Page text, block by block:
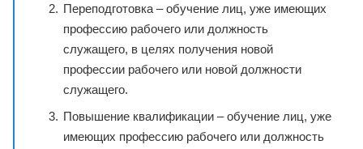
Переподготовка – обучение лиц, уже имеющих
профессию рабочего или должность
служащего, в целях получения новой
профессии рабочего или новой должности
служащего.
Повышение квалификации – обучение лиц, уже
имеющих профессию рабочего или должность